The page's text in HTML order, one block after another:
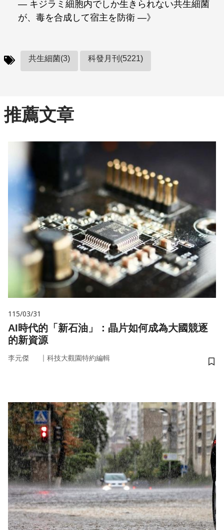
— キジラミ細胞内でしか生きられない共生細菌
が、毒を合成して宿主を防衛 —》
共生細菌(3) 科發月刊(5221)
推薦文章
115/03/31
AI時代的「新石油」：晶片如何成為大國競逐
的新資源
李元傑 ｜ 科技大觀園特約編輯
儲